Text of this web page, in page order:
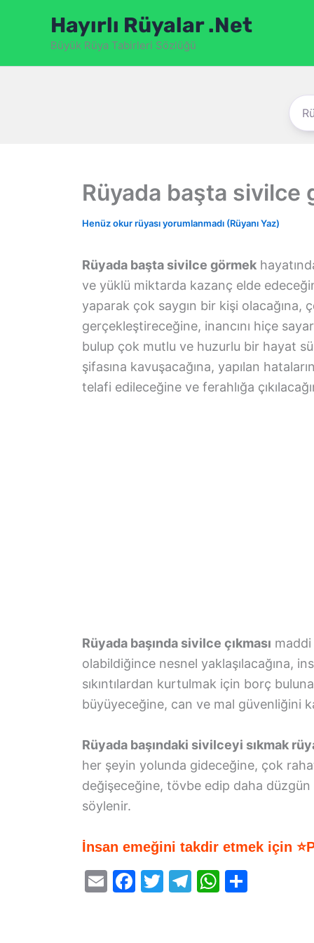
Hayırlı Rüyalar .Net
Büyük Rüya Tabirleri Sözlüğü
Rüyada başta sivilce
Henüz okur rüyası yorumlanmadı (Rüyanı Yaz)
Rüyada başta sivilce görmek
ve yüklü miktarda kazanç elde
yaparak çok saygın bir kişi olacağına,
gerçekleştireceğine, inancını hiçe
bulup çok mutlu ve huzurlu bir hayat
şifasına kavuşacağına, yapılan
telafi edileceğine ve ferahlığa
Rüyada başında sivilce çıkması maddi
olabildiğince nesnel yaklaşılacağına,
sıkıntılardan kurtulmak için borç
büyüyeceğine, can ve mal güvenliğini
Rüyada başındaki sivilceyi sıkmak
her şeyin yolunda gideceğine, çok
değişeceğine, tövbe edip daha
söylenir.
İnsan emeğini takdir etmek için
E
F
T
T
W